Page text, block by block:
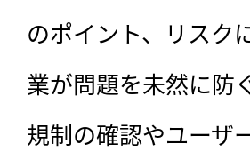
のポイント、リスク
業が問題を未然に防
規制の確認やユーザ